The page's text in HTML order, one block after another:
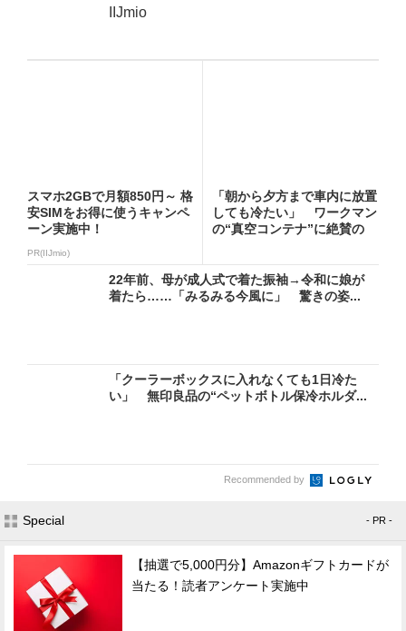
IIJmio
スマホ2GBで月額850円～ 格
安SIMをお得に使うキャンペ
ーン実施中！
PR(IIJmio)
「朝から夕方まで車内に放置
しても冷たい」 ワークマン
の“真空コンテナ”に絶賛の
22年前、母が成人式で着た振袖→令和に娘が
着たら……「みるみる今風に」 驚きの姿...
「クーラーボックスに入れなくても1日冷た
い」 無印良品の“ペットボトル保冷ホルダ...
Recommended by
Special - PR -
【抽選で5,000円分】Amazonギフトカードが
当たる！読者アンケート実施中